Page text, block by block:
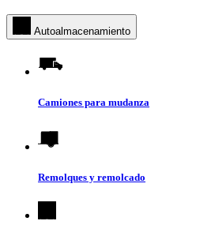
Autoalmacenamiento
Camiones para mudanza
Remolques y remolcado